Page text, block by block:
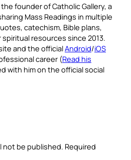
founder of Catholic Gallery, a
Mass Readings in multiple
catechism, Bible plans,
resources since 2013.
and the officialAndroid/iOS
career (Read his
with him on the official social
not be published. Required